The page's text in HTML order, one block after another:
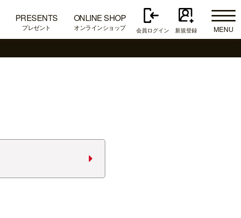
PRESENTS
プレゼント
ONLINE SHOP
オンラインショップ 会員ログイン 新規登録
MENU